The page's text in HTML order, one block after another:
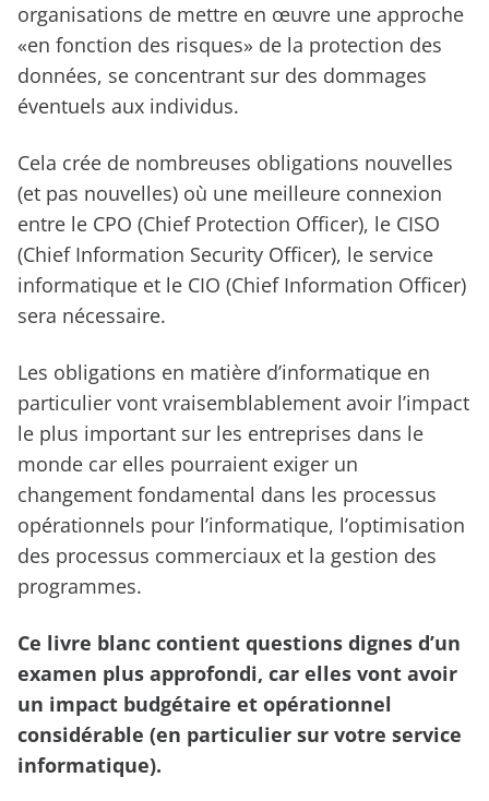
organisations de mettre en œuvre une approche
«en fonction des risques» de la protection des
données, se concentrant sur des dommages
éventuels aux individus.
Cela crée de nombreuses obligations nouvelles
(et pas nouvelles) où une meilleure connexion
entre le CPO (Chief Protection Officer), le CISO
(Chief Information Security Officer), le service
informatique et le CIO (Chief Information Officer)
sera nécessaire.
Les obligations en matière d’informatique en
particulier vont vraisemblablement avoir l’impact
le plus important sur les entreprises dans le
monde car elles pourraient exiger un
changement fondamental dans les processus
opérationnels pour l’informatique, l’optimisation
des processus commerciaux et la gestion des
programmes.
Ce livre blanc contient questions dignes d’un
examen plus approfondi, car elles vont avoir
un impact budgétaire et opérationnel
considérable (en particulier sur votre service
informatique).